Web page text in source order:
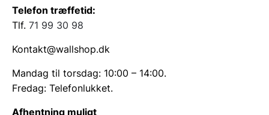
Telefon træffetid:
Tlf. 71 99 30 98
Kontakt@wallshop.dk
Mandag til torsdag: 10:00 – 14:00.
Fredag: Telefonlukket.
Afhentning muligt